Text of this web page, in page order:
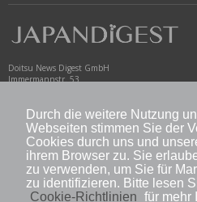
Durch die weitere Nutzung
Webseiten stimmen Sie der
Cookies durch uns und
ihrem Browser zu. Sie
zu verwenden, um Sie für
zu identifizieren. Bitte lesen
Cookie-Richtlinien für mehr
Doitsu News Digest GmbH
Immermannstr. 53
www.newsdigest.de
info@japandigest.de